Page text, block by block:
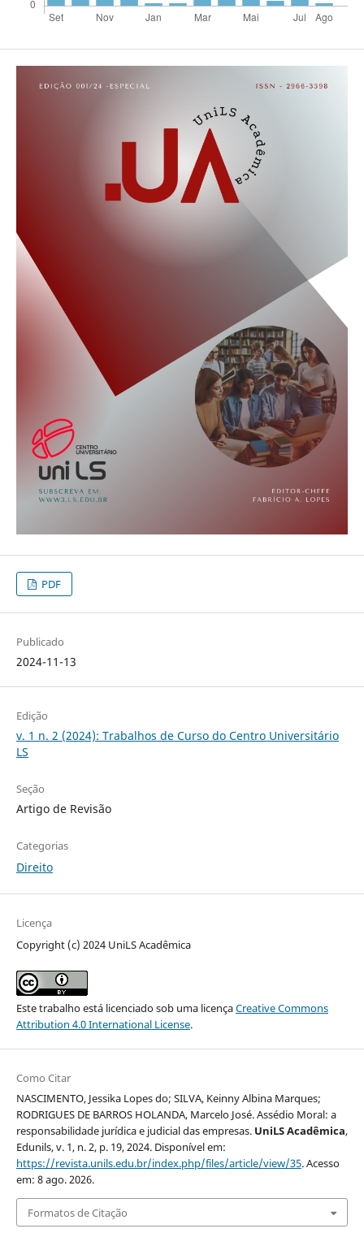
PDF
Publicado
2024-11-13
Edição
v. 1 n. 2 (2024): Trabalhos de Curso do Centro Universitário
LS
Seção
Artigo de Revisão
Categorias
Direito
Licença
Copyright (c) 2024 UniLS Acadêmica
Este trabalho está licenciado sob uma licençaCreative Commons
Attribution 4.0 International License.
Como Citar
NASCIMENTO, Jessika Lopes do; SILVA, Keinny Albina Marques;
RODRIGUES DE BARROS HOLANDA, Marcelo José. Assédio Moral: a
responsabilidade jurídica e judicial das empresas. UniLS Acadêmica,
Edunils, v. 1, n. 2, p. 19, 2024. Disponível em:
https://revista.unils.edu.br/index.php/files/article/view/35. Acesso
em: 8 ago. 2026.
Formatos de Citação